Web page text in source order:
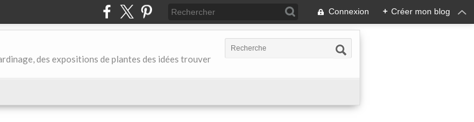
Connexion + Créer mon blog
des expositions de plantes des idées trouver